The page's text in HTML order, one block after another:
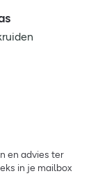
en advies ter
in je mailbox